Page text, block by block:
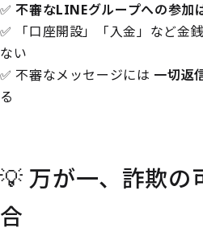
✅不審なLINEグループへの参加
✅ 「口座開設」「入金」など金
ない
✅ 不審なメッセージには 一切返
る
💡 万が一、詐欺の
合